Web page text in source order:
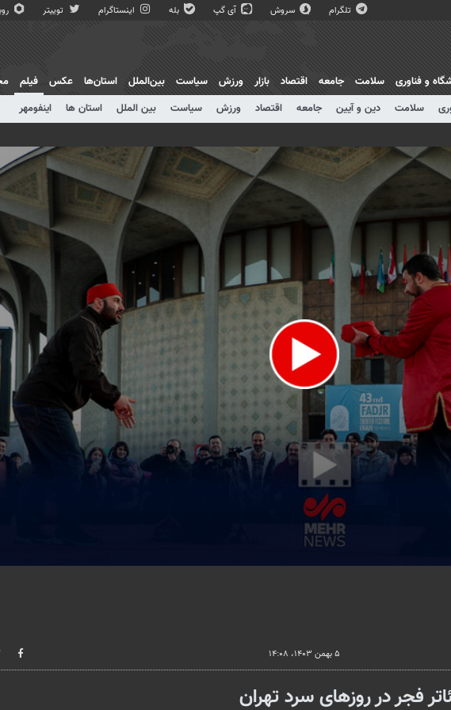
تلگرام سروش آی گپ بله اینستاگرام توییتر
و فناوری سلامت جامعه اقتصاد بازار ورزش سیاست بین‌الملل استان‌ها عکس
فیلم
سلامت دین و آیین جامعه اقتصاد ورزش سیاست بین الملل استان ها اینفومهر
۵ بهمن ۱۴۰۳، ۱۴:۰۸
فجر در روزهای سرد تهران